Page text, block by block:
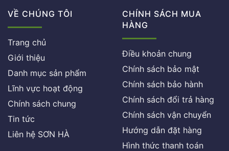
VỀ CHÚNG TÔI
Trang chủ
Giới thiệu
Danh mục sản phẩm
Lĩnh vực hoạt động
Chính sách chung
Tin tức
Liên hệ SƠN HÀ
CHÍNH SÁCH MUA
HÀNG
Điều khoản chung
Chính sách bảo mật
Chính sách bảo hành
Chính sách đổi trả hàng
Chính sách vận chuyển
Hướng dẫn đặt hàng
Hình thức thanh toán